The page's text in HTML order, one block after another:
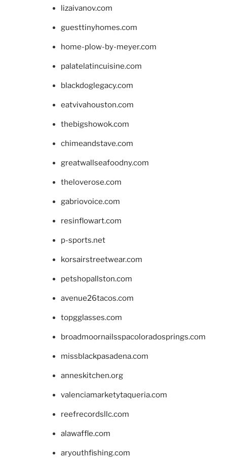
lizaivanov.com
guesttinyhomes.com
home-plow-by-meyer.com
palatelatincuisine.com
blackdoglegacy.com
eatvivahouston.com
thebigshowok.com
chimeandstave.com
greatwallseafoodny.com
theloverose.com
gabriovoice.com
resinflowart.com
p-sports.net
korsairstreetwear.com
petshopallston.com
avenue26tacos.com
topgglasses.com
broadmoornailsspacoloradosprings.com
missblackpasadena.com
anneskitchen.org
valenciamarketytaqueria.com
reefrecordsllc.com
alawaffle.com
aryouthfishing.com